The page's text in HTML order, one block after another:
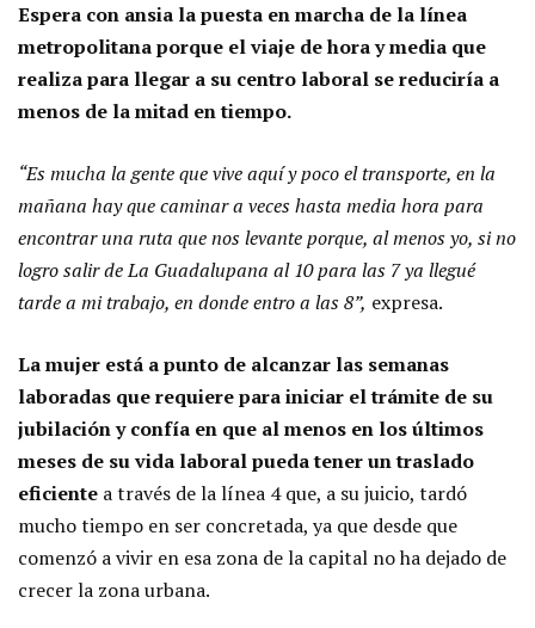
Espera con ansia la puesta en marcha de la línea
metropolitana porque el viaje de hora y media que
realiza para llegar a su centro laboral se reduciría a
menos de la mitad en tiempo.
“Es mucha la gente que vive aquí y poco el transporte, en la
mañana hay que caminar a veces hasta media hora para
encontrar una ruta que nos levante porque, al menos yo, si no
logro salir de La Guadalupana al 10 para las 7 ya llegué
tarde a mi trabajo, en donde entro a las 8”, expresa.
La mujer está a punto de alcanzar las semanas
laboradas que requiere para iniciar el trámite de su
jubilación y confía en que al menos en los últimos
meses de su vida laboral pueda tener un traslado
eficiente a través de la línea 4 que, a su juicio, tardó
mucho tiempo en ser concretada, ya que desde que
comenzó a vivir en esa zona de la capital no ha dejado de
crecer la zona urbana.